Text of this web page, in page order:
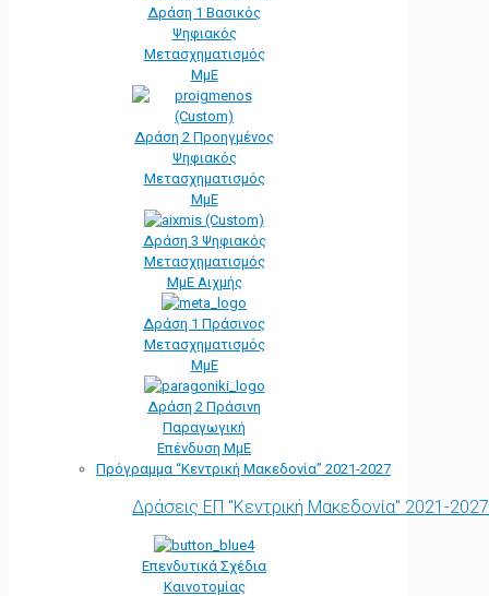
Δράση 1 Βασικός
Ψηφιακός
Μετασχηματισμός
ΜμΕ
Δράση 2 Προηγμένος
Ψηφιακός
Μετασχηματισμός
ΜμΕ
Δράση 3 Ψηφιακός
Μετασχηματισμός
ΜμΕ Αιχμής
Δράση 1 Πράσινος
Μετασχηματισμός
ΜμΕ
Δράση 2 Πράσινη
Παραγωγική
Επένδυση ΜμΕ
Πρόγραμμα “Κεντρική Μακεδονία” 2021-2027
Δράσεις ΕΠ "Κεντρική Μακεδονία" 2021-2027
Επενδυτικά Σχέδια
Καινοτομίας